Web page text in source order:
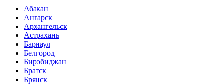
Абакан
Ангарск
Архангельск
Астрахань
Барнаул
Белгород
Биробиджан
Братск
Брянск